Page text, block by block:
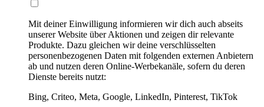
Mit deiner Einwilligung informieren wir dich auch abseits
unserer Website über Aktionen und zeigen dir relevante
Produkte. Dazu gleichen wir deine verschlüsselten
personenbezogenen Daten mit folgenden externen Anbietern
ab und nutzen deren Online-Werbekanäle, sofern du deren
Dienste bereits nutzt:
Bing, Criteo, Meta, Google, LinkedIn, Pinterest, TikTok